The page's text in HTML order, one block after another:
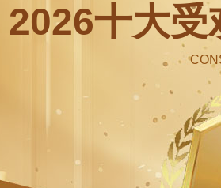
2026十大受